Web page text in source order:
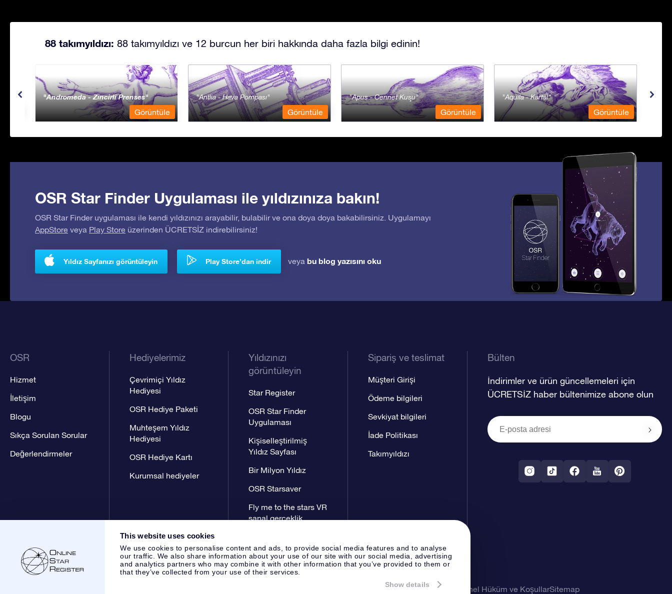
This website uses cookies
We use cookies to personalise content and ads, to provide social media features and to analyse
our traffic. We also share information about your use of our site with our social media, advertising
and analytics partners who may combine it with other information that you’ve provided to them or
that they’ve collected from your use of their services.
Show details
88 takımyıldızı: 88 takımyıldızı ve 12 burcun her biri hakkında daha fazla bilgi edinin!
Andromeda - Zincirli Prenses
Görüntüle
Antlia - Hava Pompası
Görüntüle
Apus - Cennet Kuşu
Görüntüle
Aquila - Kartal
Görüntüle
OSR Star Finder Uygulaması ile yıldızınıza bakın!
OSR Star Finder uygulaması ile kendi yıldızınızı arayabilir, bulabilir ve ona doya doya bakabilirsiniz. Uygulamayı
AppStore veya Play Store üzerinden ÜCRETSİZ indirebilirsiniz!
Yıldız Sayfanızı görüntüleyin Play Store’dan indir veya bu blog yazısını oku
OSR
Hizmet
İletişim
Blogu
Sıkça Sorulan Sorular
Değerlendirmeler
Hediyelerimiz
Çevrimiçi Yıldız
Hediyesi
OSR Hediye Paketi
Muhteşem Yıldız
Hediyesi
OSR Hediye Kartı
Kurumsal hediyeler
Yıldızınızı
görüntüleyin
Star Register
OSR Star Finder
Uygulaması
Kişiselleştirilmiş
Yıldız Sayfası
Bir Milyon Yıldız
OSR Starsaver
Fly me to the stars VR
sanal gerçeklik
Sipariş ve teslimat
Müşteri Girişi
Ödeme bilgileri
Sevkiyat bilgileri
İade Politikası
Takımyıldızı
Bülten
İndirimler ve ürün güncellemeleri için
ÜCRETSİZ haber bültenimize abone olun
OSR Gizlilik Bildirimi Genel Hüküm ve KoşullarSitemap